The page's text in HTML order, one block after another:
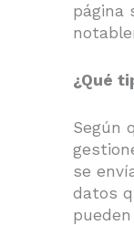
página
¿Qué
Según
se
datos